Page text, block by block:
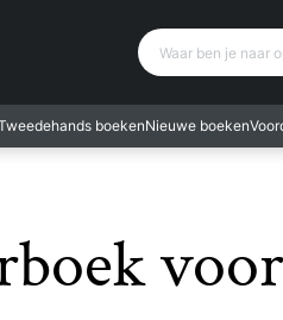
Waar ben je
boekenNieuwe boeken